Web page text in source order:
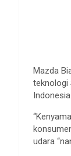
Mazda
teknologi
Indonesia.
udara